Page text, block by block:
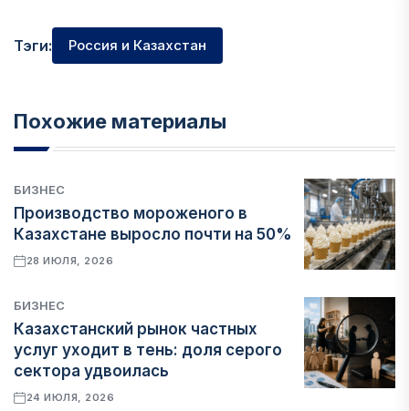
Тэги: Россия и Казахстан
Похожие материалы
БИЗНЕС
Производство мороженого в
Казахстане выросло почти на 50%
28 ИЮЛЯ, 2026
БИЗНЕС
Казахстанский рынок частных
услуг уходит в тень: доля серого
сектора удвоилась
24 ИЮЛЯ, 2026